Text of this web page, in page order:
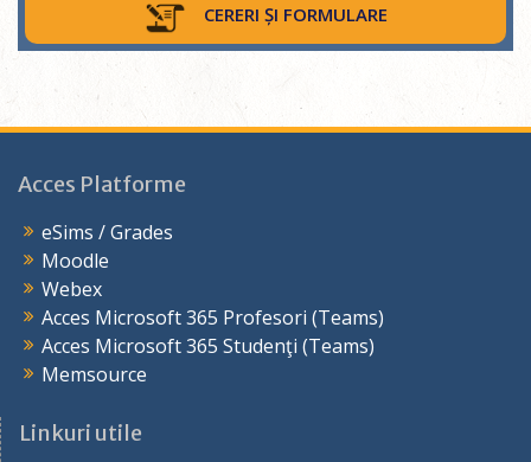
CERERI ȘI FORMULARE
Acces Platforme
eSims / Grades
Moodle
Webex
Acces Microsoft 365 Profesori (Teams)
Acces Microsoft 365 Studenţi (Teams)
Memsource
Linkuri utile